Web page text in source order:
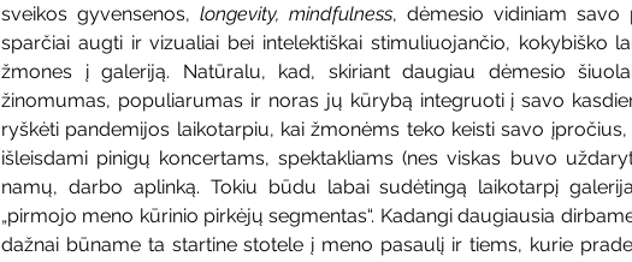
sveikos gyvensenos, longevity, mindfulness, dėmesio vidiniam savo
sparčiai augti ir vizualiai bei intelektiškai stimuliuojančio, kokybiško
žmones į galeriją. Natūralu, kad, skiriant daugiau dėmesio
žinomumas, populiarumas ir noras jų kūrybą integruoti į savo
ryškėti pandemijos laikotarpiu, kai žmonėms teko keisti savo
išleisdami pinigų koncertams, spektakliams (nes viskas buvo
namų, darbo aplinką. Tokiu būdu labai sudėtingą laikotarpį
„pirmojo meno kūrinio pirkėjų segmentas“. Kadangi daugiausia
dažnai būname ta startine stotele į meno pasaulį ir tiems, kurie